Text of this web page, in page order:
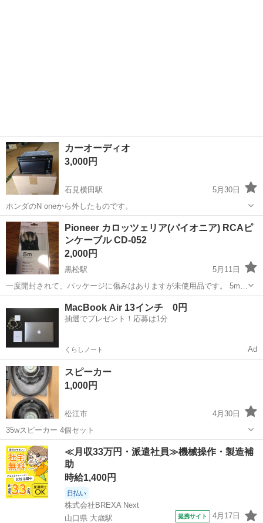
カーオーディオ
3,000円
石見横田駅
5月30日
ホンダのN oneから外したものです。
島根 益田市 カーオーディオ
Pioneer カロッツェリア(パイオニア) RCAピ
ンケーブル CD-052
2,000円
黒松駅
5月11日
一度開封されて、パッケージに傷みはありますが未使用品です。 5mの
rcaピンケーブルです。
カーオーディオ カロッツェリア
MacBook Air 13インチ 0円
抽選でプレゼント！応募は1分
くらしノート Ad
スピーカー
1,000円
松江市
4月30日
35wスピーカー 4個セット
島根 松江市 カーオーディオ セット
≪月収33万円・派遣社員≫機械操作・製造補
助
時給1,400円
日払い
株式会社BREXA Next
山口県 大歳駅
提携サイト 4月17日